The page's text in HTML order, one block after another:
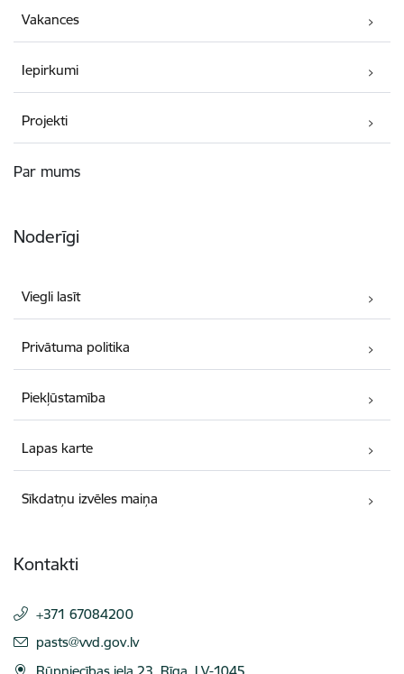
Vakances
Iepirkumi
Projekti
Par mums
Noderīgi
Viegli lasīt
Privātuma politika
Piekļūstamība
Lapas karte
Sīkdatņu izvēles maiņa
Kontakti
+371 67084200
E-pasts:
pasts@vvd.gov.lv